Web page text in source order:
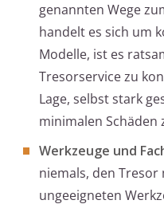
genannten Wege
handelt es sich um
Modelle, ist es
Tresorservice zu
Lage, selbst stark
minimalen Schäden
Werkzeuge und
niemals, den
ungeeigneten